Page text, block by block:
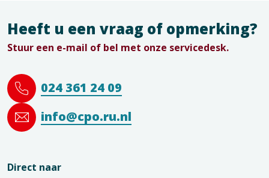
Heeft u een vraag of opmerking?
Stuur een e-mail of bel met onze servicedesk.
024 361 24 09
info@cpo.ru.nl
Direct naar